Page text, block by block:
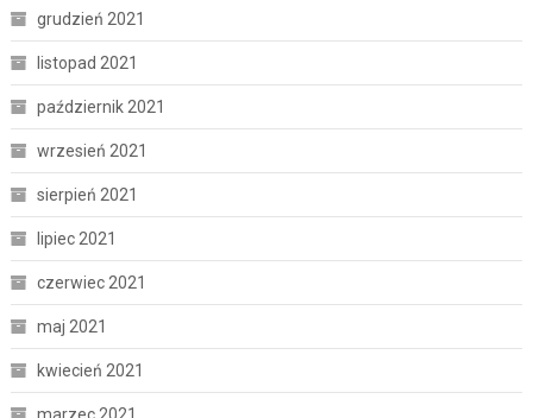
grudzień 2021
listopad 2021
październik 2021
wrzesień 2021
sierpień 2021
lipiec 2021
czerwiec 2021
maj 2021
kwiecień 2021